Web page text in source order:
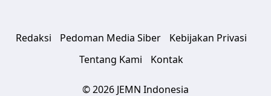
Redaksi Pedoman Media Siber
Kebijakan Privasi
Tentang Kami
Kontak
© 2026 JEMN Indonesia